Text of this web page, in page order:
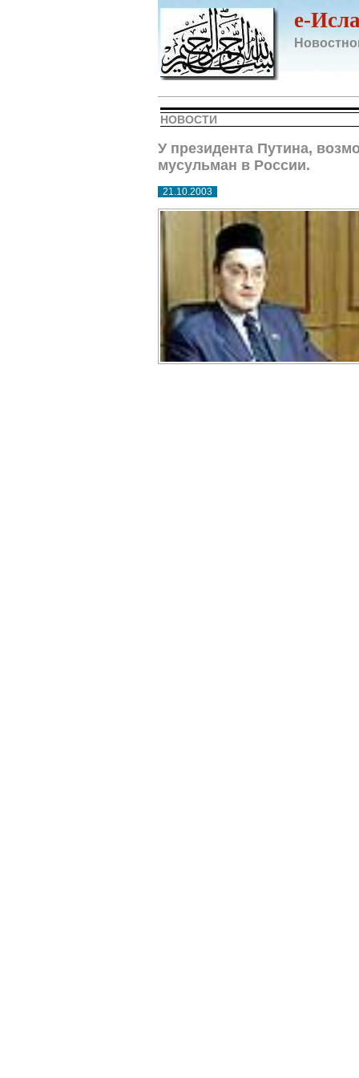
e-
НОВОСТИ
У президента Путина,
мусульман в России.
21.10.2003